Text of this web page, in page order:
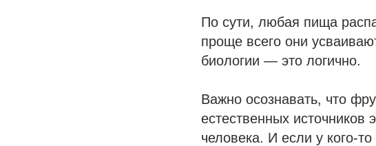
По сути, любая пища
проще всего они
биологии — это логично.
Важно осознавать, что
естественных
человека. И если у кого-